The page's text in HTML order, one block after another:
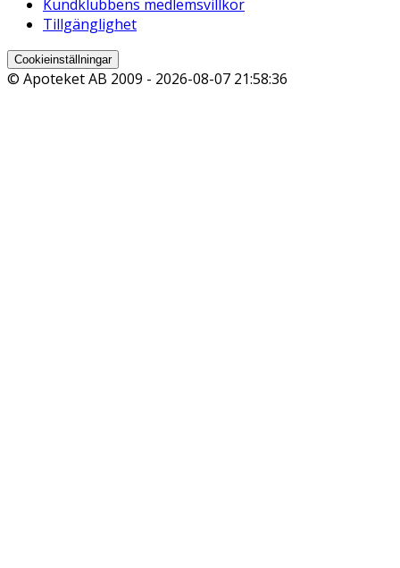
Kundklubbens medlemsvillkor
Tillgänglighet
Cookieinställningar
© Apoteket AB 2009 - 2026-08-07 21:58:36